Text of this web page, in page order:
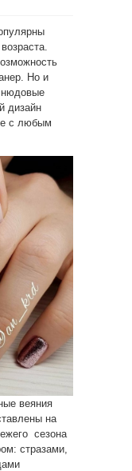
Но и
нюдовые
дизайн
с любым
веяния
на
сезона
стразами,